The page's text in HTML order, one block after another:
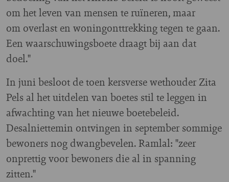
om het leven van mensen te ruïneren, maar
om overlast en woningonttrekking tegen te gaan.
Een waarschuwingsboete draagt bij aan dat
doel."
In juni besloot de toen kersverse wethouder Zita
Pels al het uitdelen van boetes stil te leggen in
afwachting van het nieuwe boetebeleid.
Desalniettemin ontvingen in september sommige
bewoners nog dwangbevelen. Ramlal: "zeer
onprettig voor bewoners die al in spanning
zitten."